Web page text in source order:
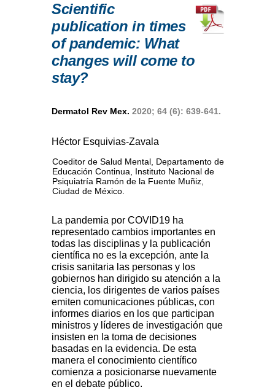
Scientific
publication in times
of pandemic: What
changes will come to
stay?
Dermatol Rev Mex. 2020; 64 (6): 639-641.
Héctor Esquivias-Zavala
Coeditor de Salud Mental, Departamento de
Educación Continua, Instituto Nacional de
Psiquiatría Ramón de la Fuente Muñiz,
Ciudad de México.
La pandemia por COVID19 ha
representado cambios importantes en
todas las disciplinas y la publicación
científica no es la excepción, ante la
crisis sanitaria las personas y los
gobiernos han dirigido su atención a la
ciencia, los dirigentes de varios países
emiten comunicaciones públicas, con
informes diarios en los que participan
ministros y líderes de investigación que
insisten en la toma de decisiones
basadas en la evidencia. De esta
manera el conocimiento científico
comienza a posicionarse nuevamente
en el debate público.